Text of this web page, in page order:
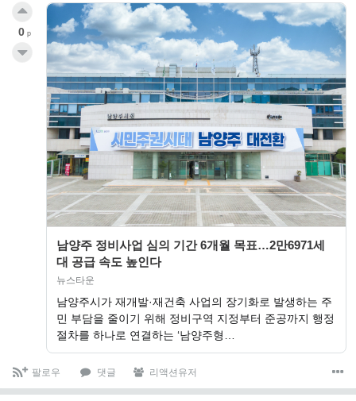
남양주 정비사업 심의 기간 6개월 목표…2만6971세
대 공급 속도 높인다
뉴스타운
남양주시가 재개발·재건축 사업의 장기화로 발생하는 주
민 부담을 줄이기 위해 정비구역 지정부터 준공까지 행정
절차를 하나로 연결하는 ‘남양주형…
0 p
팔로우 댓글 리액션유저